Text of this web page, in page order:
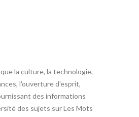
la culture, la technologie,
l'ouverture d'esprit,
des informations
des sujets sur Les Mots